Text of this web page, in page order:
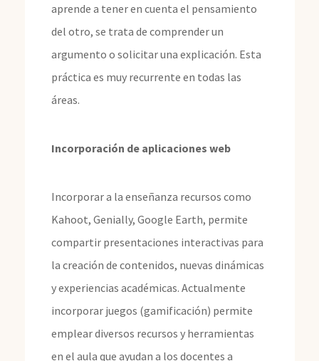
aprende a tener en cuenta el pensamiento
del otro, se trata de comprender un
argumento o solicitar una explicación. Esta
práctica es muy recurrente en todas las
áreas.
Incorporación de aplicaciones web
Incorporar a la enseñanza recursos como
Kahoot, Genially, Google Earth, permite
compartir presentaciones interactivas para
la creación de contenidos, nuevas dinámicas
y experiencias académicas. Actualmente
incorporar juegos (gamificación) permite
emplear diversos recursos y herramientas
en el aula que ayudan a los docentes a